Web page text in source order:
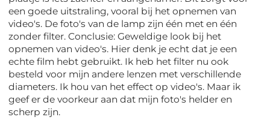
een goede uitstraling, vooral bij het opnemen van
video's. De foto's van de lamp zijn één met en één
zonder filter. Conclusie: Geweldige look bij het
opnemen van video's. Hier denk je echt dat je een
echte film hebt gebruikt. Ik heb het filter nu ook
besteld voor mijn andere lenzen met verschillende
diameters. Ik hou van het effect op video's. Maar ik
geef er de voorkeur aan dat mijn foto's helder en
scherp zijn.